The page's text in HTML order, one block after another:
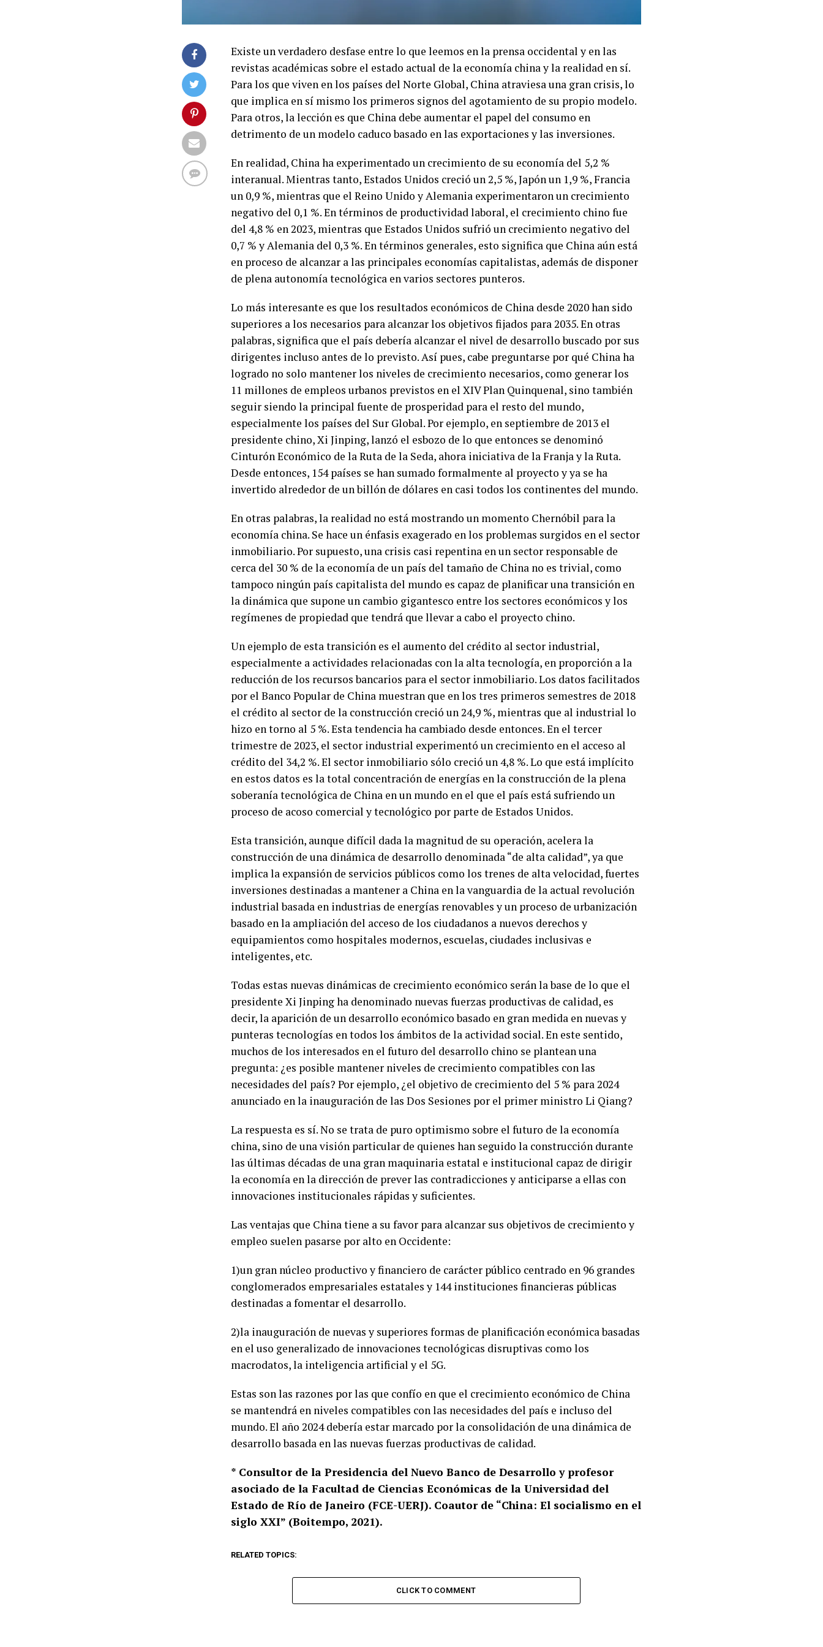
Existe un verdadero desfase entre lo que leemos en la prensa occidental y en las
revistas académicas sobre el estado actual de la economía china y la realidad en sí.
Para los que viven en los países del Norte Global, China atraviesa una gran crisis, lo
que implica en sí mismo los primeros signos del agotamiento de su propio modelo.
Para otros, la lección es que China debe aumentar el papel del consumo en
detrimento de un modelo caduco basado en las exportaciones y las inversiones.
En realidad, China ha experimentado un crecimiento de su economía del 5,2 %
interanual. Mientras tanto, Estados Unidos creció un 2,5 %, Japón un 1,9 %, Francia
un 0,9 %, mientras que el Reino Unido y Alemania experimentaron un crecimiento
negativo del 0,1 %. En términos de productividad laboral, el crecimiento chino fue
del 4,8 % en 2023, mientras que Estados Unidos sufrió un crecimiento negativo del
0,7 % y Alemania del 0,3 %. En términos generales, esto significa que China aún está
en proceso de alcanzar a las principales economías capitalistas, además de disponer
de plena autonomía tecnológica en varios sectores punteros.
Lo más interesante es que los resultados económicos de China desde 2020 han sido
superiores a los necesarios para alcanzar los objetivos fijados para 2035. En otras
palabras, significa que el país debería alcanzar el nivel de desarrollo buscado por sus
dirigentes incluso antes de lo previsto. Así pues, cabe preguntarse por qué China ha
logrado no solo mantener los niveles de crecimiento necesarios, como generar los
11 millones de empleos urbanos previstos en el XIV Plan Quinquenal, sino también
seguir siendo la principal fuente de prosperidad para el resto del mundo,
especialmente los países del Sur Global. Por ejemplo, en septiembre de 2013 el
presidente chino, Xi Jinping, lanzó el esbozo de lo que entonces se denominó
Cinturón Económico de la Ruta de la Seda, ahora iniciativa de la Franja y la Ruta.
Desde entonces, 154 países se han sumado formalmente al proyecto y ya se ha
invertido alrededor de un billón de dólares en casi todos los continentes del mundo.
En otras palabras, la realidad no está mostrando un momento Chernóbil para la
economía china. Se hace un énfasis exagerado en los problemas surgidos en el sector
inmobiliario. Por supuesto, una crisis casi repentina en un sector responsable de
cerca del 30 % de la economía de un país del tamaño de China no es trivial, como
tampoco ningún país capitalista del mundo es capaz de planificar una transición en
la dinámica que supone un cambio gigantesco entre los sectores económicos y los
regímenes de propiedad que tendrá que llevar a cabo el proyecto chino.
Un ejemplo de esta transición es el aumento del crédito al sector industrial,
especialmente a actividades relacionadas con la alta tecnología, en proporción a la
reducción de los recursos bancarios para el sector inmobiliario. Los datos facilitados
por el Banco Popular de China muestran que en los tres primeros semestres de 2018
el crédito al sector de la construcción creció un 24,9 %, mientras que al industrial lo
hizo en torno al 5 %. Esta tendencia ha cambiado desde entonces. En el tercer
trimestre de 2023, el sector industrial experimentó un crecimiento en el acceso al
crédito del 34,2 %. El sector inmobiliario sólo creció un 4,8 %. Lo que está implícito
en estos datos es la total concentración de energías en la construcción de la plena
soberanía tecnológica de China en un mundo en el que el país está sufriendo un
proceso de acoso comercial y tecnológico por parte de Estados Unidos.
Esta transición, aunque difícil dada la magnitud de su operación, acelera la
construcción de una dinámica de desarrollo denominada “de alta calidad”, ya que
implica la expansión de servicios públicos como los trenes de alta velocidad, fuertes
inversiones destinadas a mantener a China en la vanguardia de la actual revolución
industrial basada en industrias de energías renovables y un proceso de urbanización
basado en la ampliación del acceso de los ciudadanos a nuevos derechos y
equipamientos como hospitales modernos, escuelas, ciudades inclusivas e
inteligentes, etc.
Todas estas nuevas dinámicas de crecimiento económico serán la base de lo que el
presidente Xi Jinping ha denominado nuevas fuerzas productivas de calidad, es
decir, la aparición de un desarrollo económico basado en gran medida en nuevas y
punteras tecnologías en todos los ámbitos de la actividad social. En este sentido,
muchos de los interesados en el futuro del desarrollo chino se plantean una
pregunta: ¿es posible mantener niveles de crecimiento compatibles con las
necesidades del país? Por ejemplo, ¿el objetivo de crecimiento del 5 % para 2024
anunciado en la inauguración de las Dos Sesiones por el primer ministro Li Qiang?
La respuesta es sí. No se trata de puro optimismo sobre el futuro de la economía
china, sino de una visión particular de quienes han seguido la construcción durante
las últimas décadas de una gran maquinaria estatal e institucional capaz de dirigir
la economía en la dirección de prever las contradicciones y anticiparse a ellas con
innovaciones institucionales rápidas y suficientes.
Las ventajas que China tiene a su favor para alcanzar sus objetivos de crecimiento y
empleo suelen pasarse por alto en Occidente:
1)un gran núcleo productivo y financiero de carácter público centrado en 96 grandes
conglomerados empresariales estatales y 144 instituciones financieras públicas
destinadas a fomentar el desarrollo.
2)la inauguración de nuevas y superiores formas de planificación económica basadas
en el uso generalizado de innovaciones tecnológicas disruptivas como los
macrodatos, la inteligencia artificial y el 5G.
Estas son las razones por las que confío en que el crecimiento económico de China
se mantendrá en niveles compatibles con las necesidades del país e incluso del
mundo. El año 2024 debería estar marcado por la consolidación de una dinámica de
desarrollo basada en las nuevas fuerzas productivas de calidad.
* Consultor de la Presidencia del Nuevo Banco de Desarrollo y profesor
asociado de la Facultad de Ciencias Económicas de la Universidad del
Estado de Río de Janeiro (FCE-UERJ). Coautor de “China: El socialismo en el
siglo XXI” (Boitempo, 2021).
RELATED TOPICS:
CLICK TO COMMENT